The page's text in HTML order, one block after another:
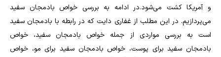
و آمریکا کشت می‌شود.در ادامه به بررسی خواص بادمجان سفید
می‌پردازیم. در این مطلب از غفاری دایت که در رابطه با بادمجان سفید
است به بررسی مواردی از جمله خواص بادمجان سفید، خواص
بادمجان سفید برای پوست، خواص بادمجان سفید برای مو، خواص